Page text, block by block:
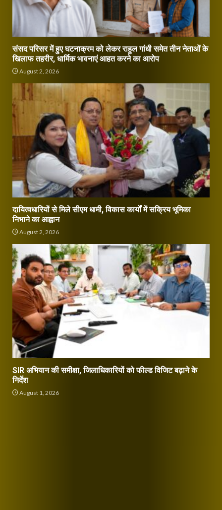
संसद परिसर में हुए घटनाक्रम को लेकर राहुल गांधी समेत तीन नेताओं के
खिलाफ तहरीर, धार्मिक भावनाएं आहत करने का आरोप
August 2, 2026
दायित्वधारियों से मिले सीएम धामी, विकास कार्यों में सक्रिय भूमिका
निभाने का आह्वान
August 2, 2026
SIR अभियान की समीक्षा, जिलाधिकारियों को फील्ड विजिट बढ़ाने के
निर्देश
August 1, 2026